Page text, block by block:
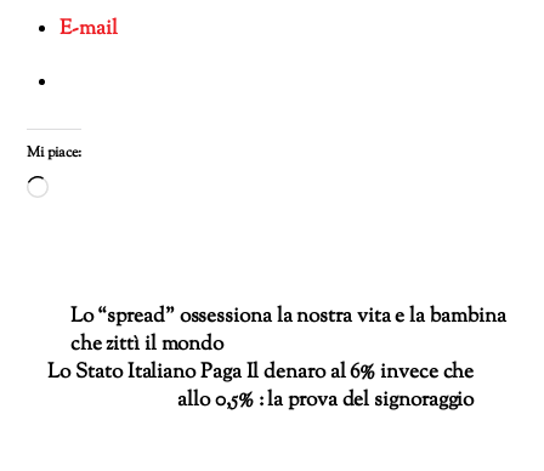
E-mail
Mi piace:
Caricamento
Lo “spread” ossessiona la nostra vita e la bambina
che zittì il mondo
Lo Stato Italiano Paga Il denaro al 6% invece che
allo 0,5% : la prova del signoraggio